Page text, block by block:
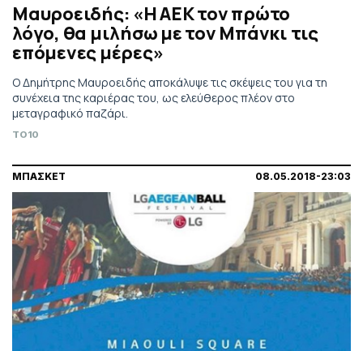
Μαυροειδής: «Η ΑΕΚ τον πρώτο
λόγο, θα μιλήσω με τον Μπάνκι τις
επόμενες μέρες»
Ο Δημήτρης Μαυροειδής αποκάλυψε τις σκέψεις του για τη
συνέχεια της καριέρας του, ως ελεύθερος πλέον στο
μεταγραφικό παζάρι.
TO10
ΜΠΑΣΚΕΤ 08.05.2018-23:03